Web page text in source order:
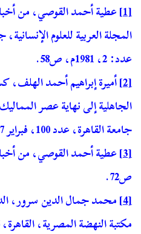
[1] عطية أحمد القوصي، من
عدد: 2، 1981م، ص58.
[2] أميرة إبراهيم أحمد
الجاهلية إلى نهاية عصر
جامعة القاهرة، عدد 100، فبراير 2017م، ص910.
[3] عطية أحمد القوصي، من
ص72.
[4]
مكتبة النهضة المصرية، القاهرة، 1966م، ص155.